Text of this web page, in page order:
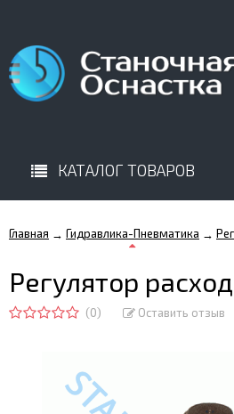
КАТАЛОГ ТОВАРОВ
Главная → Гидравлика-Пневматика →
Регулятор
(0) Оставить отзыв